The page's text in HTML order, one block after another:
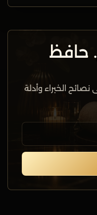
حافظ
الخبراء وأدلة